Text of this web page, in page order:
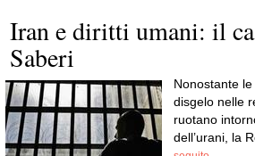
Iran e diritti umani: il
Saberi
Nonostante
disgelo nelle
ruotano
dell’urani, la